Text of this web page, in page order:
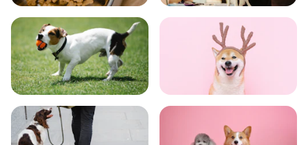
食事 お手入れ
トレーニング グッズ